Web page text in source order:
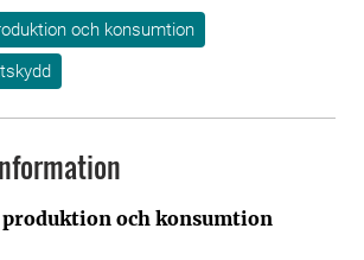
och konsumtion
produktion och konsumtion